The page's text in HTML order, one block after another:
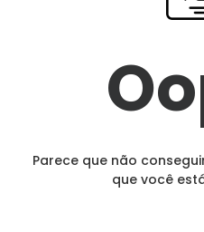
Parece que não
que você